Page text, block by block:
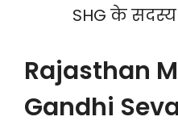
SHG के सदस्य
Rajasthan
Gandhi